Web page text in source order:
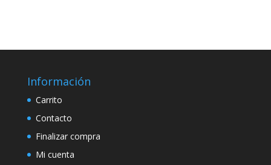
Información
Carrito
Contacto
Finalizar compra
Mi cuenta